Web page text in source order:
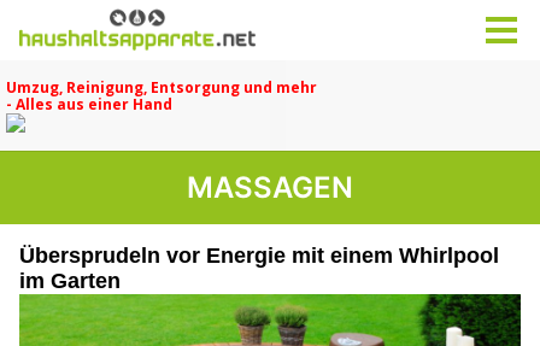
MASSAGEN
Übersprudeln vor Energie mit einem Whirlpool
im Garten